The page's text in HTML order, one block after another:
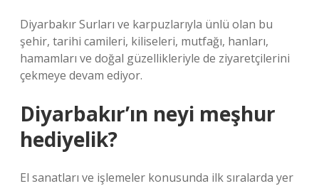
Diyarbakır Surları ve karpuzlarıyla ünlü olan bu
şehir, tarihi camileri, kiliseleri, mutfağı, hanları,
hamamları ve doğal güzellikleriyle de ziyaretçilerini
çekmeye devam ediyor.
Diyarbakır’ın neyi meşhur
hediyelik?
El sanatları ve işlemeler konusunda ilk sıralarda yer